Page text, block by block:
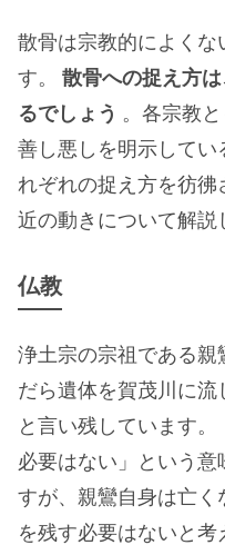
散骨は宗教的によくな
す。 散骨への捉え方
るでしょう 。各宗教
善し悪しを明示して
れぞれの捉え方を彷
近の動きについて解説
仏教
浄土宗の宗祖である
だら遺体を賀茂川に流
と言い残しています
必要はない」という意
すが、親鸞自身は亡
を残す必要はないと考